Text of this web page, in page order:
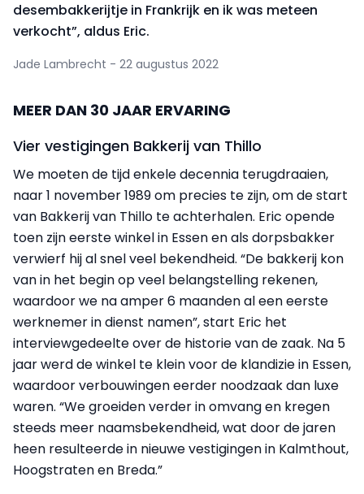
desembakkerijtje in Frankrijk en ik was meteen
verkocht”, aldus Eric.
Jade Lambrecht - 22 augustus 2022
MEER DAN 30 JAAR ERVARING
Vier vestigingen Bakkerij van Thillo
We moeten de tijd enkele decennia terugdraaien,
naar 1 november 1989 om precies te zijn, om de start
van Bakkerij van Thillo te achterhalen. Eric opende
toen zijn eerste winkel in Essen en als dorpsbakker
verwierf hij al snel veel bekendheid. “De bakkerij kon
van in het begin op veel belangstelling rekenen,
waardoor we na amper 6 maanden al een eerste
werknemer in dienst namen”, start Eric het
interviewgedeelte over de historie van de zaak. Na 5
jaar werd de winkel te klein voor de klandizie in Essen,
waardoor verbouwingen eerder noodzaak dan luxe
waren. “We groeiden verder in omvang en kregen
steeds meer naamsbekendheid, wat door de jaren
heen resulteerde in nieuwe vestigingen in Kalmthout,
Hoogstraten en Breda.”